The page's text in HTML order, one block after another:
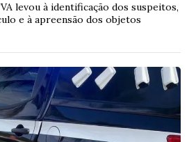
levou à identificação dos suspeitos,
e à apreensão dos objetos